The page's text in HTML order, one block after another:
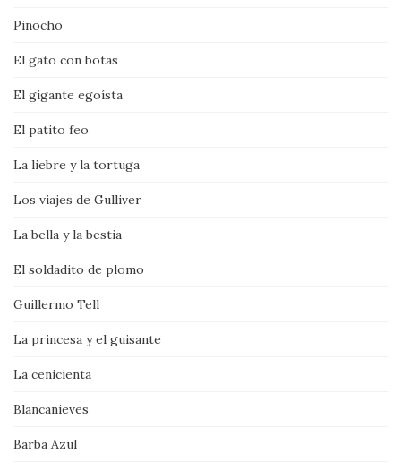
Pinocho
El gato con botas
El gigante egoísta
El patito feo
La liebre y la tortuga
Los viajes de Gulliver
La bella y la bestia
El soldadito de plomo
Guillermo Tell
La princesa y el guisante
La cenicienta
Blancanieves
Barba Azul